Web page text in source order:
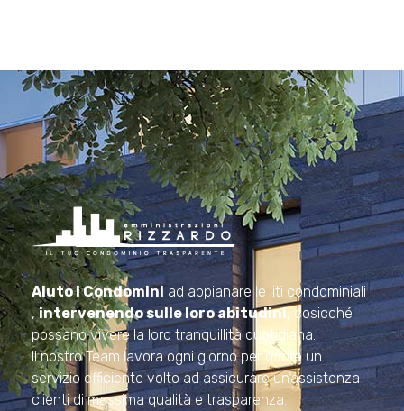
Amministrazioni Rizzardo
Il tuo condominio trasparente
Aiuto i Condominiad appianare le liti condominiali
,intervenendo sulle loro abitudini, cosicché
possano vivere la loro tranquillità quotidiana.
Il nostro Team lavora ogni giorno per offrire un
servizio efficiente volto ad assicurare un’assistenza
clienti di massima qualità e trasparenza.